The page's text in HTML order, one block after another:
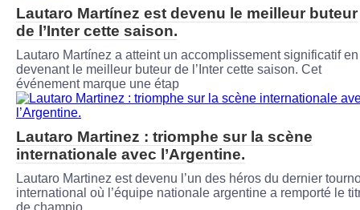
Lautaro Martínez est devenu le meilleur buteur
de l’Inter cette saison.
Lautaro Martínez a atteint un accomplissement significatif en
devenant le meilleur buteur de l’Inter cette saison. Cet
événement marque une étap
Lautaro Martinez : triomphe sur la scène
internationale avec l’Argentine.
Lautaro Martinez est devenu l’un des héros du dernier
international où l’équipe nationale argentine a remporté le
de champio